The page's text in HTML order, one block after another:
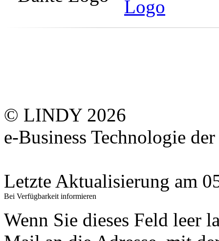
© LINDY 2026
e-Business Technologie
Letzte Aktualisierung am
Bei Verfügbarkeit informieren
Wenn Sie dieses Feld leer